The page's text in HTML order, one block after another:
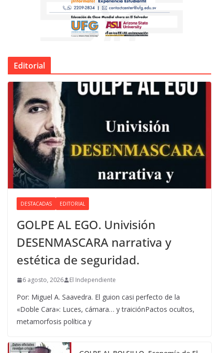
Editorial
DESTACADAS EDITORIAL
GOLPE AL EGO. Univisión
DESENMASCARA narrativa y
estética de seguridad.
6 agosto, 2026 El Independiente
Por: Miguel A. Saavedra. El guion casi perfecto de la
«Doble Cara»: Luces, cámara… y traiciónPactos ocultos,
metamorfosis política y